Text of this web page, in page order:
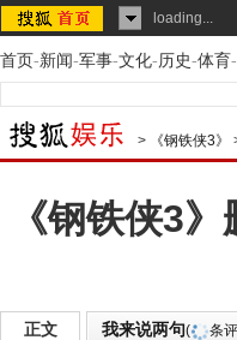
loading...
首页-新闻-军事-文化-历史-体育-
> 《钢铁侠3》
《钢铁侠3
正文 我来说两句( 条